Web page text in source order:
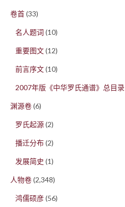
卷首(33)
名人题词 (10)
重要图文(12)
前言序文(10)
2007年版《中华罗氏通谱》总目录
渊源卷(6)
罗氏起源(2)
播迁分布(2)
发展简史 (1)
人物卷(2,348)
鸿儒硕彦(56)